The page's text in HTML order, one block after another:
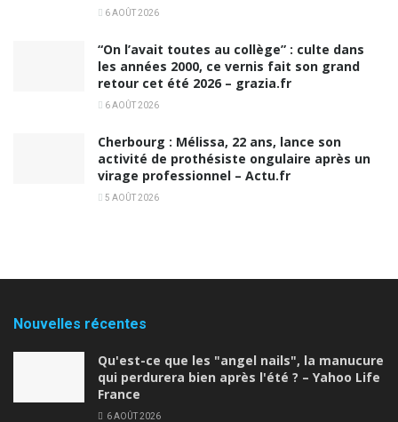
6 AOÛT 2026
“On l’avait toutes au collège” : culte dans
les années 2000, ce vernis fait son grand
retour cet été 2026 – grazia.fr
6 AOÛT 2026
Cherbourg : Mélissa, 22 ans, lance son
activité de prothésiste ongulaire après un
virage professionnel – Actu.fr
5 AOÛT 2026
Nouvelles récentes
Qu'est-ce que les "angel nails", la manucure
qui perdurera bien après l'été ? – Yahoo Life
France
6 AOÛT 2026